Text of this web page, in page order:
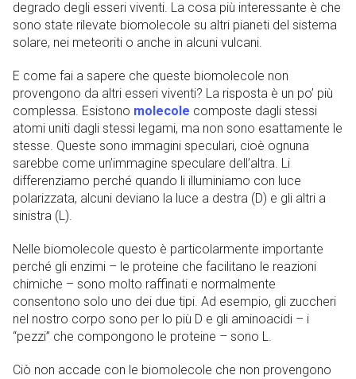
degrado degli esseri viventi. La cosa più interessante è che
sono state rilevate biomolecole su altri pianeti del sistema
solare, nei meteoriti o anche in alcuni vulcani.
E come fai a sapere che queste biomolecole non
provengono da altri esseri viventi? La risposta è un po’ più
complessa. Esistono molecole composte dagli stessi
atomi uniti dagli stessi legami, ma non sono esattamente le
stesse. Queste sono immagini speculari, cioè ognuna
sarebbe come un’immagine speculare dell’altra. Li
differenziamo perché quando li illuminiamo con luce
polarizzata, alcuni deviano la luce a destra (D) e gli altri a
sinistra (L).
Nelle biomolecole questo è particolarmente importante
perché gli enzimi – le proteine ​​che facilitano le reazioni
chimiche – sono molto raffinati e normalmente
consentono solo uno dei due tipi. Ad esempio, gli zuccheri
nel nostro corpo sono per lo più D e gli aminoacidi – i
“pezzi” che compongono le proteine ​​– sono L.
Ciò non accade con le biomolecole che non provengono